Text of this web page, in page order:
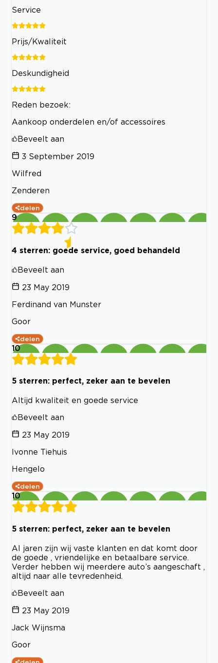
Service
Prijs/Kwaliteit
Deskundigheid
Reden bezoek:
Aankoop onderdelen en/of accessoires
Beveelt aan
3 September 2019
Wilfred
Zenderen
delen
9
4 sterren: goede service, goed behandeld
Beveelt aan
23 May 2019
Ferdinand van Munster
Goor
delen
10
5 sterren: perfect, zeker aan te bevelen
Altijd kwaliteit en goede service
Beveelt aan
23 May 2019
Ivonne Tiehuis
Hengelo
delen
10
5 sterren: perfect, zeker aan te bevelen
Al jaren zijn wij vaste klanten en dat komt door
de goede , vriendelijke en betaalbare service.
Verder hebben wij meerdere auto’s aangeschaft ,
altijd naar alle tevredenheid.
Beveelt aan
23 May 2019
Jack Wijnsma
Goor